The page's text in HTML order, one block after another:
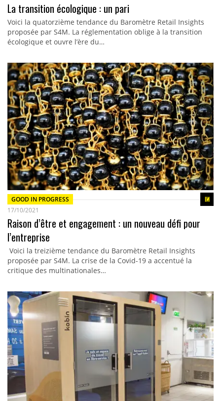
La transition écologique : un pari
Voici la quatorzième tendance du Baromètre Retail Insights
proposée par S4M. La réglementation oblige à la transition
écologique et ouvre l’ère du…
GOOD IN PROGRESS
17/10/2021
Raison d’être et engagement : un nouveau défi pour
l’entreprise
Voici la treizième tendance du Baromètre Retail Insights
proposée par S4M. La crise de la Covid-19 a accentué la
critique des multinationales…